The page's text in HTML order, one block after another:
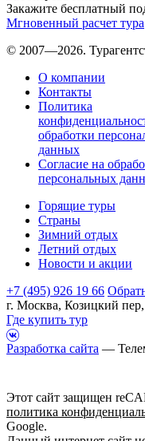
Закажите бесплатный
Мгновенный расчет тура
© 2007—2026.
О компании
Контакты
Политика
обработки
данных
Согласие на
персональных
Горящие туры
Страны
Зимний отдых
Летний отдых
Новости и акции
+7 (495) 926 19 66
г. Москва, Козицкий
Где купить тур
Разработка сайта —
Этот сайт защищен
политика
Google.